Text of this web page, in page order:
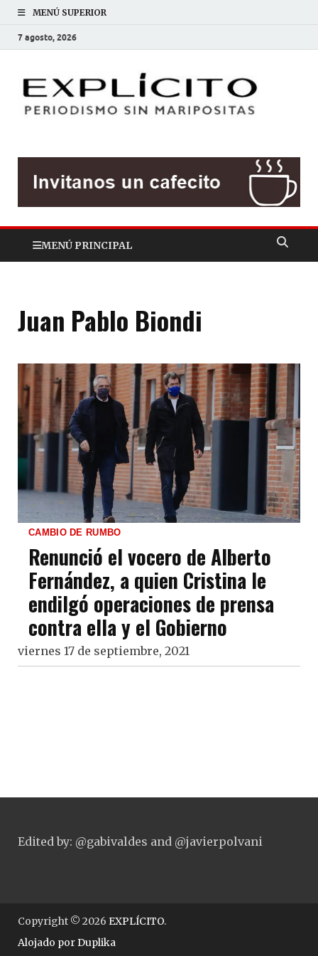
MENÚ SUPERIOR
7 agosto, 2026
MENÚ PRINCIPAL
Juan Pablo Biondi
CAMBIO DE RUMBO
Renunció el vocero de Alberto
Fernández, a quien Cristina le
endilgó operaciones de prensa
contra ella y el Gobierno
viernes 17 de septiembre, 2021
Edited by: @gabivaldes and @javierpolvani
Copyright © 2026 EXPLÍCITO.
Alojado porDuplika